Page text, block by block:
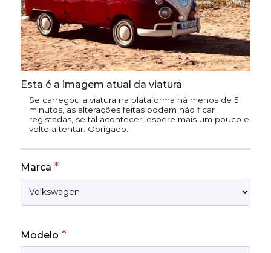
Esta é a imagem atual da viatura
Se carregou a viatura na plataforma há menos de 5
minutos, as alterações feitas podem não ficar
registadas, se tal acontecer, espere mais um pouco e
volte a tentar. Obrigado.
Marca *
Modelo *